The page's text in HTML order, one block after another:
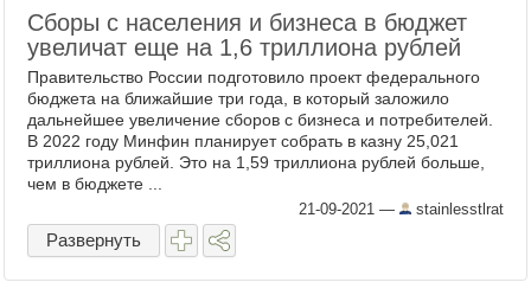
Cборы с населения и бизнеса в бюджет
увеличат еще на 1,6 триллиона рублей
Правительство России подготовило проект федерального
бюджета на ближайшие три года, в который заложило
дальнейшее увеличение сборов с бизнеса и потребителей.
В 2022 году Минфин планирует собрать в казну 25,021
триллиона рублей. Это на 1,59 триллиона рублей больше,
чем в бюджете ...
21-09-2021 — stainlesstlrat
Развернуть